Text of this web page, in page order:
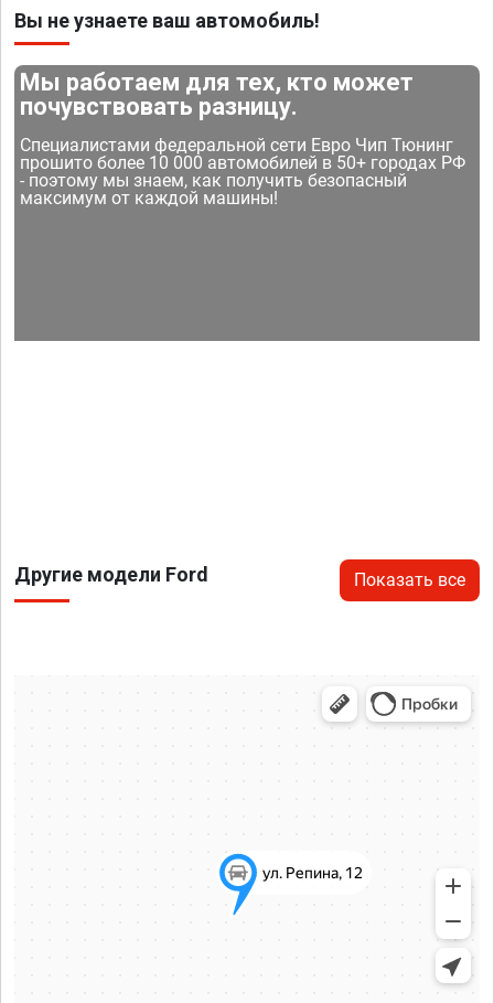
Вы не узнаете ваш автомобиль!
Мы работаем для тех, кто может
почувствовать разницу.
Специалистами федеральной сети Евро Чип Тюнинг
прошито более 10 000 автомобилей в 50+ городах РФ
- поэтому мы знаем, как получить безопасный
максимум от каждой машины!
Другие модели Ford Показать все